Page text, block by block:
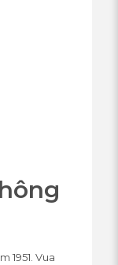
1951. Vua